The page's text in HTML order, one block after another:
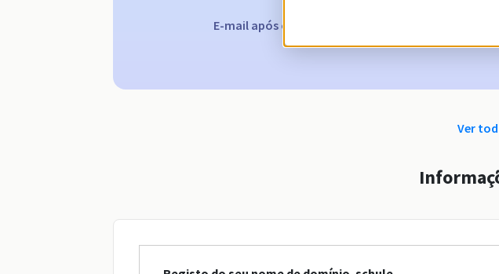
E-mail após o Redemption Grace Period para
Ver